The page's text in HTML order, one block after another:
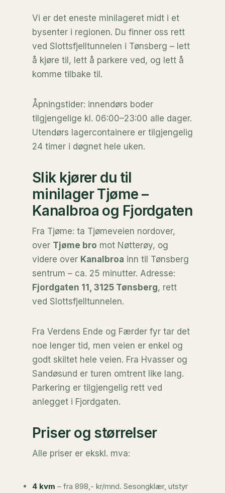
Vi er det eneste minilageret midt i et
bysenter i regionen. Du finner oss rett
ved Slottsfjelltunnelen i Tønsberg – lett
å kjøre til, lett å parkere ved, og lett å
komme tilbake til.
Åpningstider: innendørs boder
tilgjengelige kl. 06:00–23:00 alle dager.
Utendørs lagercontainere er tilgjengelig
24 timer i døgnet hele uken.
Slik kjører du til
minilager Tjøme –
Kanalbroa og Fjordgaten
Fra Tjøme: ta Tjømeveien nordover,
over Tjøme bro mot Nøtterøy, og
videre over Kanalbroa inn til Tønsberg
sentrum – ca. 25 minutter. Adresse:
Fjordgaten 11, 3125 Tønsberg, rett
ved Slottsfjelltunnelen.
Fra Verdens Ende og Færder fyr tar det
noe lenger tid, men veien er enkel og
godt skiltet hele veien. Fra Hvasser og
Sandøsund er turen omtrent like lang.
Parkering er tilgjengelig rett ved
anlegget i Fjordgaten.
Priser og størrelser
Alle priser er ekskl. mva:
4 kvm – fra 898,- kr/mnd. Sesongklær, utstyr